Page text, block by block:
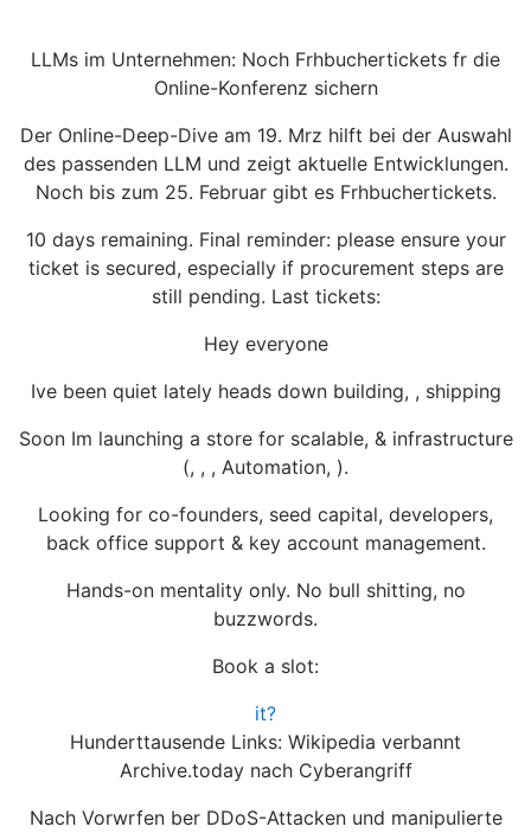
LLMs im Unternehmen: Noch Frhbuchertickets fr die
Online-Konferenz sichern
Der Online-Deep-Dive am 19. Mrz hilft bei der Auswahl
des passenden LLM und zeigt aktuelle Entwicklungen.
Noch bis zum 25. Februar gibt es Frhbuchertickets.
10 days remaining. Final reminder: please ensure your
ticket is secured, especially if procurement steps are
still pending. Last tickets:
Hey everyone
Ive been quiet lately heads down building, , shipping
Soon Im launching a store for scalable, & infrastructure
(, , , Automation, ).
Looking for co-founders, seed capital, developers,
back office support & key account management.
Hands-on mentality only. No bull shitting, no
buzzwords.
Book a slot:
it?
Hunderttausende Links: Wikipedia verbannt
Archive.today nach Cyberangriff
Nach Vorwrfen ber DDoS-Attacken und manipulierte